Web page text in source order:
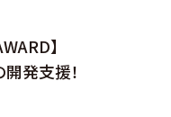
】
発支援！